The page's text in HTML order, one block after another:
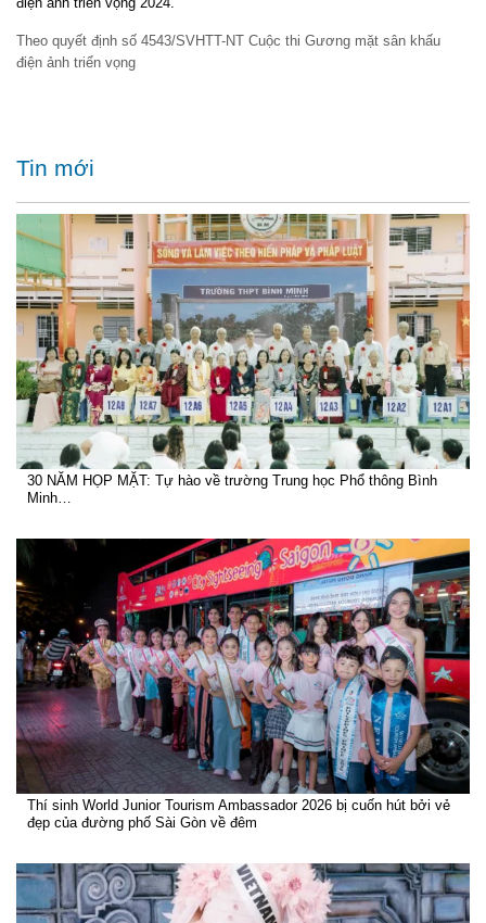
Theo quyết định số 4543/SVHTT-NT Cuộc thi Gương mặt sân khấu
điện ảnh triển vọng
Tin mới
30 NĂM HỌP MẶT: Tự hào về trường Trung học Phổ thông Bình
Minh…
Thí sinh World Junior Tourism Ambassador 2026 bị cuốn hút bởi vẻ
đẹp của đường phố Sài Gòn về đêm